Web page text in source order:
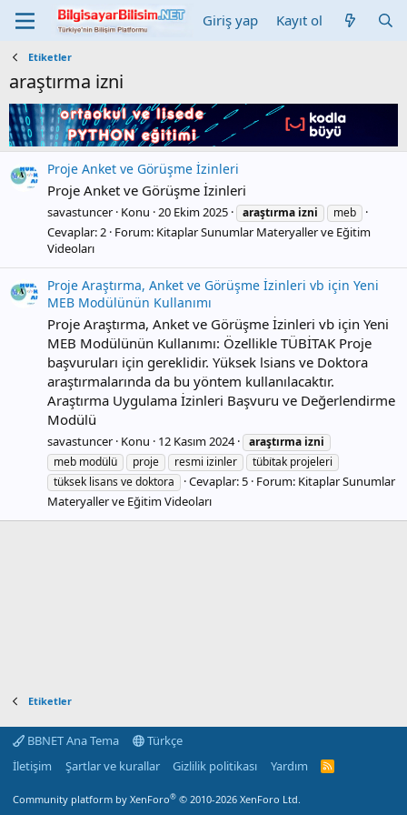
Giriş yap Kayıt ol
Etiketler
araştırma izni
Proje Anket ve Görüşme İzinleri
Proje Anket ve Görüşme İzinleri
savastuncer Konu 20 Ekim 2025 araştırma izni meb
Cevaplar: 2 Forum: Kitaplar Sunumlar Materyaller ve Eğitim
Videoları
Proje Araştırma, Anket ve Görüşme İzinleri vb için Yeni
MEB Modülünün Kullanımı
Proje Araştırma, Anket ve Görüşme İzinleri vb için Yeni
MEB Modülünün Kullanımı: Özellikle TÜBİTAK Proje
başvuruları için gereklidir. Yüksek lsians ve Doktora
araştırmalarında da bu yöntem kullanılacaktır.
Araştırma Uygulama İzinleri Başvuru ve Değerlendirme
Modülü
savastuncer Konu 12 Kasım 2024 araştırma izni
meb modülü
proje resmi izinler
tübi̇tak projeleri
tüksek lisans ve doktora
Cevaplar: 5 Forum: Kitaplar Sunumlar
Materyaller ve Eğitim Videoları
Etiketler
BBNET Ana Tema
Türkçe
İletişim
Şartlar ve kurallar Gizlilik politikası Yardım
R
Community platform by XenForo® © 2010-2026 XenForo Ltd.